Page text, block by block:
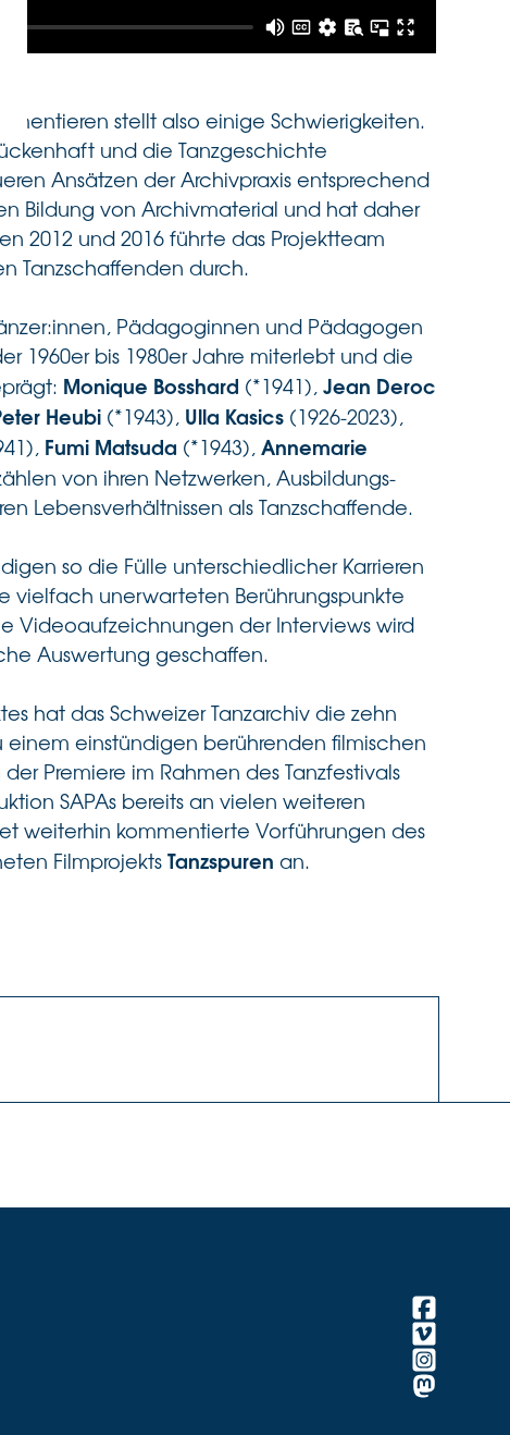
stellt also einige Schwierigkeiten.
und die Tanzgeschichte
Ansätzen der Archivpraxis entsprechend
Bildung von Archivmaterial und hat daher
2012 und 2016 führte das Projektteam
Tanzschaffenden durch.
Pädagoginnen und Pädagogen
1960er bis 1980er Jahre miterlebt und die
Monique Bosshard (*1941),Jean Deroc
Heubi (*1943), Ulla Kasics (1926-2023),
Fumi Matsuda (*1943),Annemarie
von ihren Netzwerken, Ausbildungs-
Lebensverhältnissen als Tanzschaffende.
so die Fülle unterschiedlicher Karrieren
vielfach unerwarteten Berührungspunkte
Videoaufzeichnungen der Interviews wird
Auswertung geschaffen.
hat das Schweizer Tanzarchiv die zehn
einstündigen berührenden filmischen
Premiere im Rahmen des Tanzfestivals
SAPAs bereits an vielen weiteren
weiterhin kommentierte Vorführungen des
FilmprojektsTanzspurenan.